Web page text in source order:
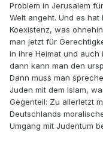
Problem in Jerusalem
Welt angeht. Und es
Koexistenz, was
man jetzt für
in ihre Heimat und
dann kann man den
Dann muss man
Juden mit dem Islam,
Gegenteil: Zu allerletzt
Deutschlands
Umgang mit Judentum